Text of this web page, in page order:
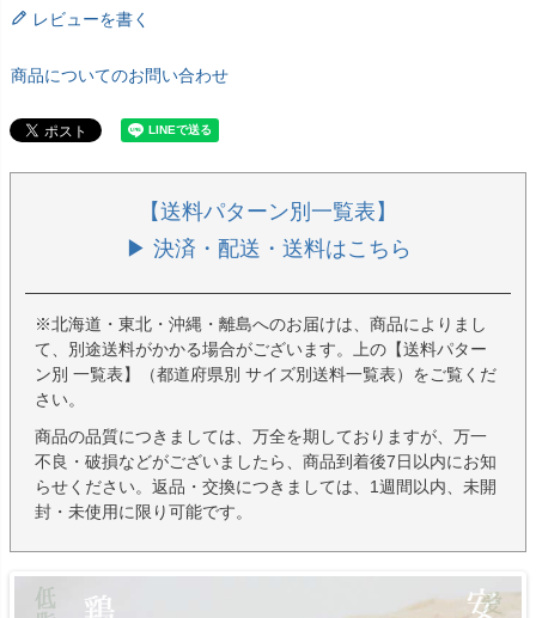
レビューを書く
商品についてのお問い合わせ
【送料パターン別一覧表】
▶ 決済・配送・送料はこちら
※北海道・東北・沖縄・離島へのお届けは、商品によりまし
て、別途送料がかかる場合がございます。上の【送料パター
ン別 一覧表】（都道府県別 サイズ別送料一覧表）をご覧くだ
さい。
商品の品質につきましては、万全を期しておりますが、万一
不良・破損などがございましたら、商品到着後7日以内にお知
らせください。返品・交換につきましては、1週間以内、未開
封・未使用に限り可能です。